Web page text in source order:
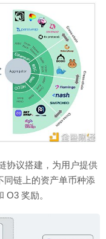
协议搭建，为用户提供
同链上的资产单币种添
O3 奖励。